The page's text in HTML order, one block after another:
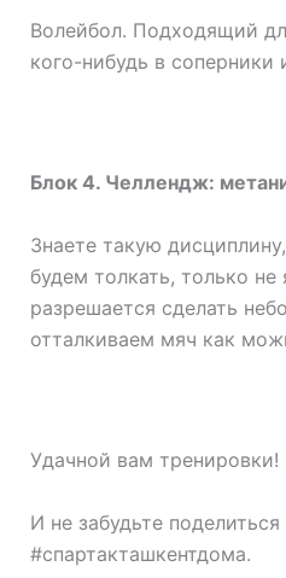
Волейбол. Подходящий
кого-нибудь в
Блок 4. Челлендж:
Знаете такую
будем толкать, только
разрешается сделать
отталкиваем мяч как
Удачной вам тренировки!
И не забудьте
#спартакташкентдома.